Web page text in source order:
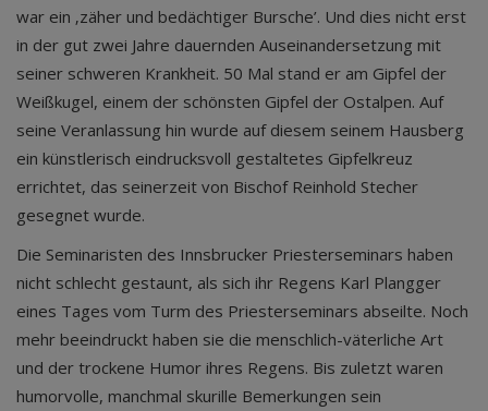
war ein ‚zäher und bedächtiger Bursche’. Und dies nicht erst
in der gut zwei Jahre dauernden Auseinandersetzung mit
seiner schweren Krankheit. 50 Mal stand er am Gipfel der
Weißkugel, einem der schönsten Gipfel der Ostalpen. Auf
seine Veranlassung hin wurde auf diesem seinem Hausberg
ein künstlerisch eindrucksvoll gestaltetes Gipfelkreuz
errichtet, das seinerzeit von Bischof Reinhold Stecher
gesegnet wurde.
Die Seminaristen des Innsbrucker Priesterseminars haben
nicht schlecht gestaunt, als sich ihr Regens Karl Plangger
eines Tages vom Turm des Priesterseminars abseilte. Noch
mehr beeindruckt haben sie die menschlich-väterliche Art
und der trockene Humor ihres Regens. Bis zuletzt waren
humorvolle, manchmal skurille Bemerkungen sein